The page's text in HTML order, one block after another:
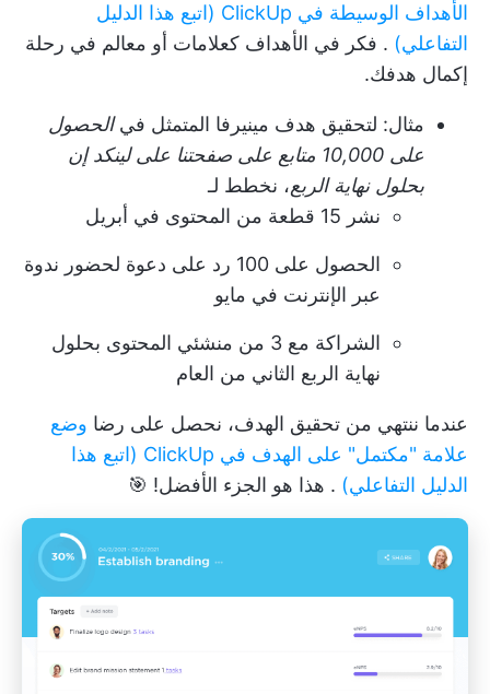
الأهداف الوسيطة في ClickUp (اتبع هذا الدليل
التفاعلي) . فكر في الأهداف كعلامات أو معالم في رحلة
إكمال هدفك.
مثال: لتحقيق هدف مينيرفا المتمثل فيالحصول
على 10,000 متابع على صفحتنا على لينكد إن
بحلول نهاية الربع، نخطط لـ
نشر 15 قطعة من المحتوى في أبريل
الحصول على 100 رد على دعوة لحضور ندوة
عبر الإنترنت في مايو
الشراكة مع 3 من منشئي المحتوى بحلول
نهاية الربع الثاني من العام
عندما ننتهي من تحقيق الهدف، نحصل على رضا وضع
علامة "مكتمل" على الهدف في ClickUp (اتبع هذا
الدليل التفاعلي) . هذا هو الجزء الأفضل! 🎯